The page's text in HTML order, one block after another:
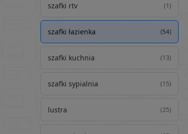
szafki rtv (1)
szafki łazienka (54)
szafki kuchnia (13)
szafki sypialnia (15)
lustra (25)